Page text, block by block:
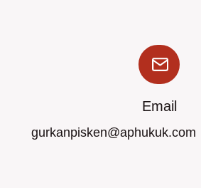
Email
gurkanpisken@aphukuk.com